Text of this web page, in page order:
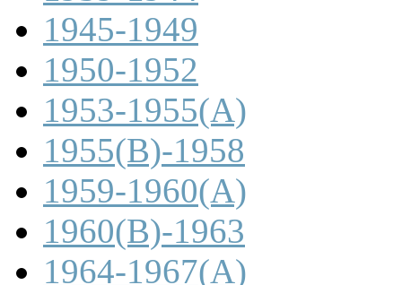
1945-1949
1950-1952
1953-1955(A)
1955(B)-1958
1959-1960(A)
1960(B)-1963
1964-1967(A)